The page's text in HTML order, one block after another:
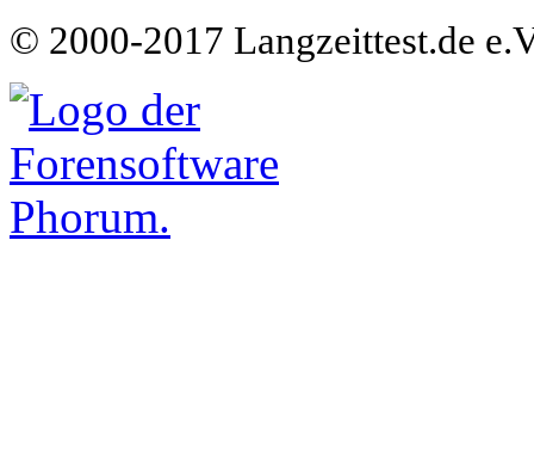
© 2000-2017 Langzeittest.de